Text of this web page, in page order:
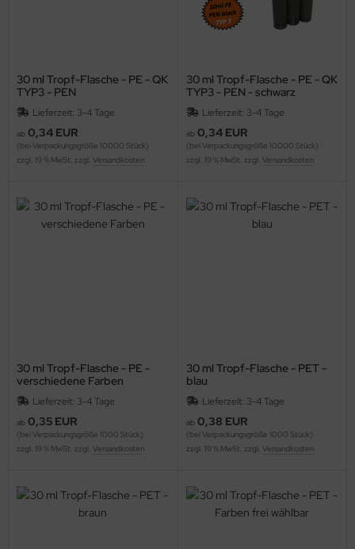
30 ml Tropf-Flasche - PE - QK
TYP3 - PEN
Lieferzeit: 3-4 Tage
ab 0,34 EUR
(bei Verpackungsgröße 10000 Stück)
zzgl. 19 % MwSt. zzgl. Versandkosten
30 ml Tropf-Flasche - PE - QK
TYP3 - PEN - schwarz
Lieferzeit: 3-4 Tage
ab 0,34 EUR
(bei Verpackungsgröße 10000 Stück)
zzgl. 19 % MwSt. zzgl. Versandkosten
30 ml Tropf-Flasche - PE -
verschiedene Farben
Lieferzeit: 3-4 Tage
ab 0,35 EUR
(bei Verpackungsgröße 1000 Stück)
zzgl. 19 % MwSt. zzgl. Versandkosten
30 ml Tropf-Flasche - PET -
blau
Lieferzeit: 3-4 Tage
ab 0,38 EUR
(bei Verpackungsgröße 1000 Stück)
zzgl. 19 % MwSt. zzgl. Versandkosten